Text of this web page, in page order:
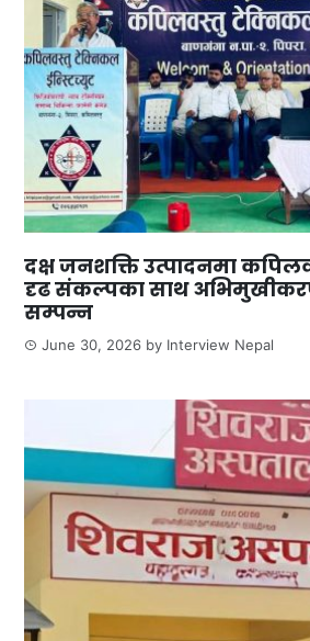
दक्ष जनशक्ति उत्पादनमा
दृढ संकल्पका साथ
सम्पन्न
June 30, 2026 by Interview Nepal